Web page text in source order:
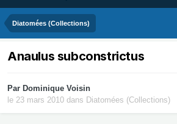
Diatomées (Collections)
Anaulus subconstrictus
Par Dominique Voisin
le 23 mars 2010 dans Diatomées (Collections)